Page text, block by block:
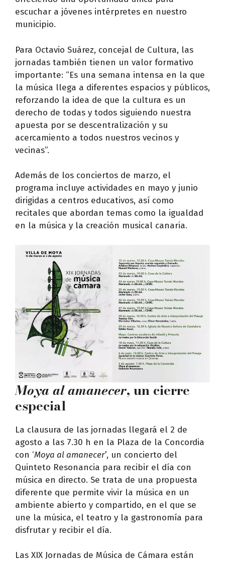
escuchar a jóvenes intérpretes en nuestro
municipio.
Para Octavio Suárez, concejal de Cultura, las
jornadas también tienen un valor formativo
importante: “Es una semana intensa en la que
la música llega a diferentes espacios y públicos,
reforzando la idea de que la cultura es un
derecho de todas y todos siguiendo nuestra
apuesta por se descentralización y su
acercamiento a todos nuestros vecinos y
vecinas”.
Además de los conciertos de marzo, el
programa incluye actividades en mayo y junio
dirigidas a centros educativos, así como
recitales que abordan temas como la igualdad
en la música y la creación musical canaria.
Moya al amanecer, un cierre
especial
La clausura de las jornadas llegará el 2 de
agosto a las 7.30 h en la Plaza de la Concordia
con ‘Moya al amanecer’, un concierto del
Quinteto Resonancia para recibir el día con
música en directo. Se trata de una propuesta
diferente que permite vivir la música en un
ambiente abierto y compartido, en el que se
une la música, el teatro y la gastronomía para
disfrutar y recibir el día.
Las XIX Jornadas de Música de Cámara están